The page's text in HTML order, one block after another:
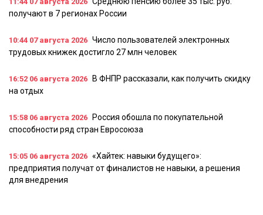
получают в 7 регионах России
10:44 07 августа 2026 Число пользователей электронных
трудовых книжек достигло 27 млн человек
16:52 06 августа 2026
В ФНПР рассказали, как получить скидку
на отдых
15:58 06 августа 2026
Россия обошла по покупательной
способности ряд стран Евросоюза
15:05 06 августа 2026 «Хайтек: навыки будущего»:
предприятия получат от финалистов не навыки, а решения
для внедрения